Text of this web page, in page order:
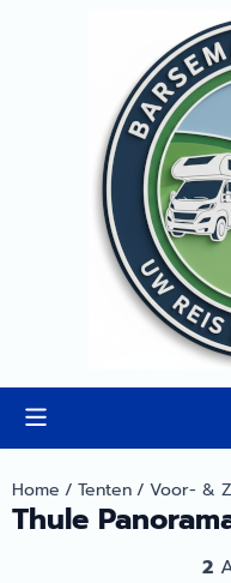
Cookievoorkeuren zijn
Home / Tenten/ Voor- &
Thule
2